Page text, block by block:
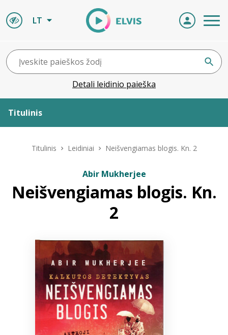
LT
Detali leidinio paieška
Titulinis
ELVIS atvyksta
Bibliotekoms
+370 667 80 541
Titulinis Leidiniai Neišvengiamas blogis. Kn. 2
Abir Mukherjee
Neišvengiamas blogis. Kn.
2